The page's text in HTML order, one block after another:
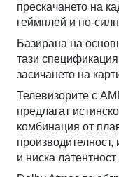
прескачането на
геймплей и по-
Базирана на
тази
засичането на
Телевизорите с
предлагат
комбинация от
и ниска